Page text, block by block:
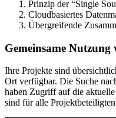
Prinzip der “Single
Cloudbasiertes
Übergreifende
Gemeinsame
Ihre Projekte sind
Ort verfügbar. Die Suche
haben Zugriff auf die
sind für alle